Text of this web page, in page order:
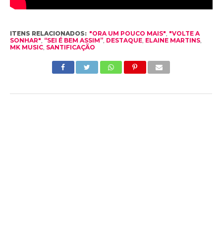
ITENS RELACIONADOS: "ORA UM POUCO MAIS" "VOLTE A
SONHAR" “SEI É BEM ASSIM”, DESTAQUE, ELAINE MARTINS,
MK MUSIC, SANTIFICAÇÃO